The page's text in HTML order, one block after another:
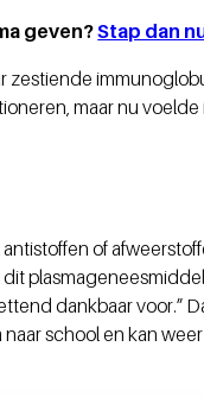
geven?Stap dan
zestiende
maar nu
of
dankbaar voor.”
school en kan